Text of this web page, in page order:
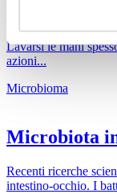
Lavarsi le mani
azioni...
Microbioma
Microbiota
Recenti ricerche
intestino-occhio. I